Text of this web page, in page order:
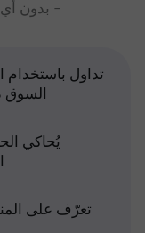
- بدون أي
تداول باستخدام
يُحاكي
تعرّف على